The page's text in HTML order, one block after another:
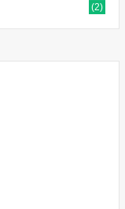
(2)